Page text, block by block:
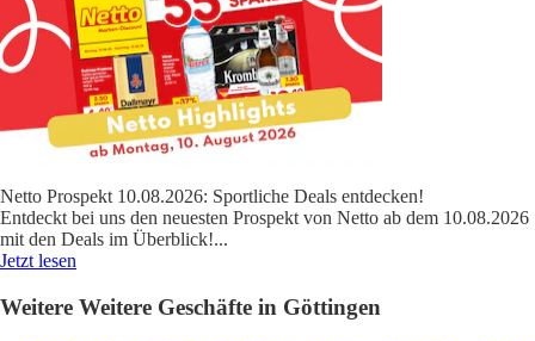
Netto Prospekt 10.08.2026: Sportliche Deals entdecken!
Entdeckt bei uns den neuesten Prospekt von Netto ab dem 10.08.2026
mit den Deals im Überblick!...
Jetzt lesen
Weitere Weitere Geschäfte in Göttingen